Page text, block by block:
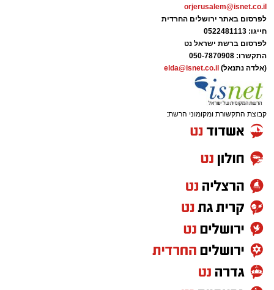
orjerusalem@isnet.co.il
לפרסום באתר ירושלים החרדית
חייגו: 0522481113
לפרסום ברשת ישראל נט
התקשרו: 050-7870908
(אלדה נתנאל) elda@isnet.co.il
קבוצת התקשורת ומקומוני הרשת: